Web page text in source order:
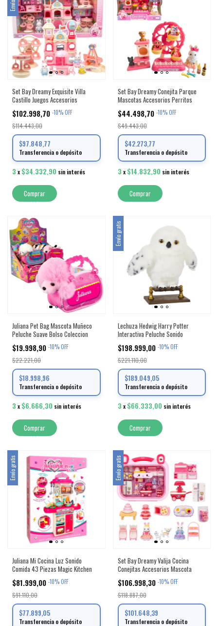
Set Bay Dreamy Exquisite Villa
Castillo Juegos Accesorios
$102.998,70 -10%OFF
$114.443,00
$97.848,77
Transferencia o depósito
3 x $34.332,90 sin interés
Set Bay Dreamy Conejita Parque
Mascotas Accesorios Perritos
$44.498,70 -10%OFF
$49.443,00
$42.273,77
Transferencia o depósito
3 x $14.832,90 sin interés
Juliana Pet Bag Mascota Muñeco
Peluche Suave Bolso Coleccion
$19.998,90 -10%OFF
$22.221,00
$18.998,96
Transferencia o depósito
3 x $6.666,30 sin interés
Comprar
Envío gratis
Lechuza Hedwig Harry Potter
Interactiva Peluche Sonido
$198.999,00 -10%OFF
$221.110,00
$189.049,05
Transferencia o depósito
3 x $66.333,00 sin interés
Envío gratis
Juliana Mi Cocina Luz Sonido
Comida 43 Piezas Magic Kitchen
$81.999,00 -10%OFF
$91.110,00
$77.899,05
Transferencia o depósito
Envío gratis
Set Bay Dreamy Valija Cocina
Conejitas Accesorios Mascota
$106.998,30 -10%OFF
$118.887,00
$101.648,39
Transferencia o depósito